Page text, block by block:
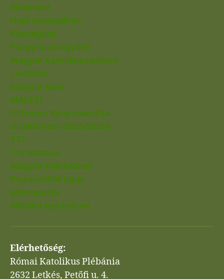
Miserend
Napi evangélium
Községünk
Főegyházmegyénk
Magyar Katolikus Lexikon
Laudetur
Magyar Kurír
MALEZI
Új Ember Könyvesboltja
Direktórium 2025/2026
777
Christianae
Magyar Pálos Rend
Engesztelők lapja
Metropolita
Minden egy helyen
Elérhetőség:
Római Katolikus Plébánia
2632 Letkés, Petőfi u. 4.